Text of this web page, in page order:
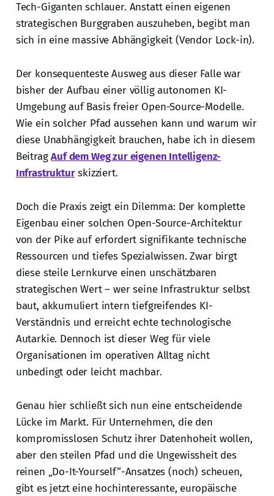
Tech-Giganten schlauer. Anstatt einen eigenen
strategischen Burggraben auszuheben, begibt man
sich in eine massive Abhängigkeit (Vendor Lock-in).
Der konsequenteste Ausweg aus dieser Falle war
bisher der Aufbau einer völlig autonomen KI-
Umgebung auf Basis freier Open-Source-Modelle.
Wie ein solcher Pfad aussehen kann und warum wir
diese Unabhängigkeit brauchen, habe ich in diesem
BeitragAuf dem Weg zur eigenen Intelligenz-
Infrastrukturskizziert.
Doch die Praxis zeigt ein Dilemma: Der komplette
Eigenbau einer solchen Open-Source-Architektur
von der Pike auf erfordert signifikante technische
Ressourcen und tiefes Spezialwissen. Zwar birgt
diese steile Lernkurve einen unschätzbaren
strategischen Wert – wer seine Infrastruktur selbst
baut, akkumuliert intern tiefgreifendes KI-
Verständnis und erreicht echte technologische
Autarkie. Dennoch ist dieser Weg für viele
Organisationen im operativen Alltag nicht
unbedingt oder leicht machbar.
Genau hier schließt sich nun eine entscheidende
Lücke im Markt. Für Unternehmen, die den
kompromisslosen Schutz ihrer Datenhoheit wollen,
aber den steilen Pfad und die Ungewissheit des
reinen „Do-It-Yourself“-Ansatzes (noch) scheuen,
gibt es jetzt eine hochinteressante, europäische